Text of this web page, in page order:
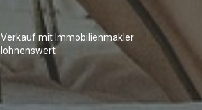
Verkauf mit Immobilienmakler
lohnenswert